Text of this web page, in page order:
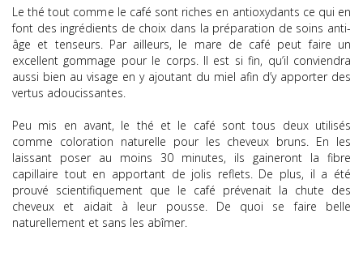
Le thé tout comme le café sont riches en antioxydants ce qui en
font des ingrédients de choix dans la préparation de soins anti-
âge et tenseurs. Par ailleurs, le mare de café peut faire un
excellent gommage pour le corps. Il est si fin, qu’il conviendra
aussi bien au visage en y ajoutant du miel afin d’y apporter des
vertus adoucissantes.
Peu mis en avant, le thé et le café sont tous deux utilisés
comme coloration naturelle pour les cheveux bruns. En les
laissant poser au moins 30 minutes, ils gaineront la fibre
capillaire tout en apportant de jolis reflets. De plus, il a été
prouvé scientifiquement que le café prévenait la chute des
cheveux et aidait à leur pousse. De quoi se faire belle
naturellement et sans les abîmer.